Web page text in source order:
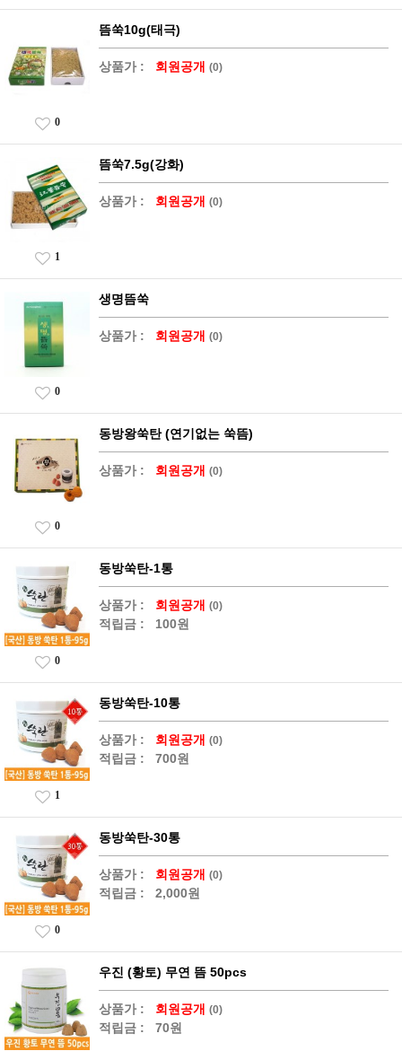
뜸쑥10g(태극)
상품가 : 회원공개 (0)
0
뜸쑥7.5g(강화)
상품가 : 회원공개 (0)
1
생명뜸쑥
상품가 : 회원공개 (0)
0
동방왕쑥탄 (연기없는 쑥뜸)
상품가 : 회원공개 (0)
0
동방쑥탄-1통
상품가 : 회원공개 (0)
적립금 : 100원
0
동방쑥탄-10통
상품가 : 회원공개 (0)
적립금 : 700원
1
동방쑥탄-30통
상품가 : 회원공개 (0)
적립금 : 2,000원
0
우진 (황토) 무연 뜸 50pcs
상품가 : 회원공개 (0)
적립금 : 70원